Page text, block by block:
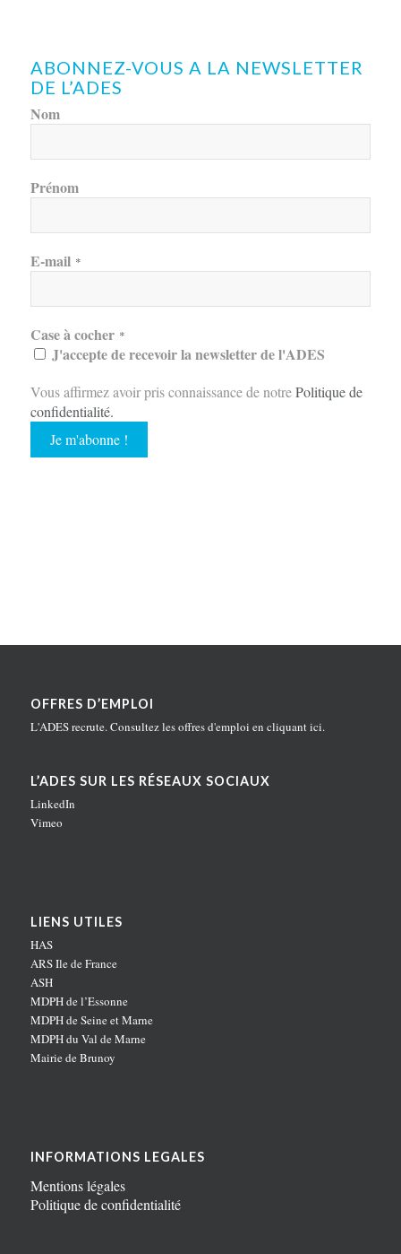
ABONNEZ-VOUS A LA NEWSLETTER
DE L’ADES
Nom
Prénom
E-mail *
Case à cocher *
J'accepte de recevoir la newsletter de l'ADES
Vous affirmez avoir pris connaissance de notrePolitique de
confidentialité.
OFFRES D’EMPLOI
L'ADES recrute. Consultez les offres d'emploi en cliquant ici.
L’ADES SUR LES RÉSEAUX SOCIAUX
LinkedIn
Vimeo
LIENS UTILES
HAS
ARS Ile de France
ASH
MDPH de l’Essonne
MDPH de Seine et Marne
MDPH du Val de Marne
Mairie de Brunoy
INFORMATIONS LEGALES
Mentions légales
Politique de confidentialité